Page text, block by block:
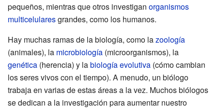
pequeños, mientras que otros investigan organismos
multicelularesgrandes, como los humanos.
Hay muchas ramas de la biología, como lazoología
(animales), la microbiología (microorganismos), la
genética (herencia) y labiología evolutiva (cómo cambian
los seres vivos con el tiempo). A menudo, un biólogo
trabaja en varias de estas áreas a la vez. Muchos biólogos
se dedican a la investigación para aumentar nuestro